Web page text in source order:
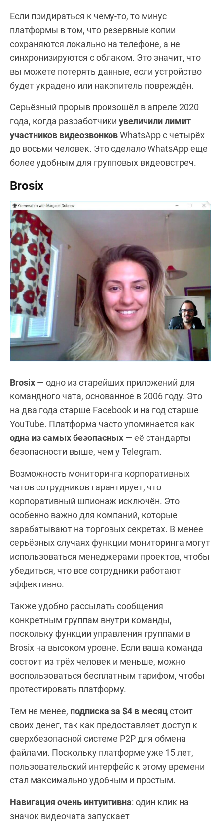
Если придираться к чему-то, то минус
платформы в том, что резервные копии
сохраняются локально на телефоне, а не
синхронизируются с облаком. Это значит, что
вы можете потерять данные, если устройство
будет украдено или накопитель повреждён.
Серьёзный прорыв произошёл в апреле 2020
года, когда разработчики увеличили лимит
участников видеозвонковWhatsApp с четырёх
до восьми человек. Это сделало WhatsApp ещё
более удобным для групповых видеовстреч.
Brosix
Brosix — одно из старейших приложений для
командного чата, основанное в 2006 году. Это
на два года старше Facebook и на год старше
YouTube. Платформа часто упоминается как
одна из самых безопасных — её стандарты
безопасности выше, чем у Telegram.
Возможность мониторинга корпоративных
чатов сотрудников гарантирует, что
корпоративный шпионаж исключён. Это
особенно важно для компаний, которые
зарабатывают на торговых секретах. В менее
серьёзных случаях функции мониторинга могут
использоваться менеджерами проектов, чтобы
убедиться, что все сотрудники работают
эффективно.
Также удобно рассылать сообщения
конкретным группам внутри команды,
поскольку функции управления группами в
Brosix на высоком уровне. Если ваша команда
состоит из трёх человек и меньше, можно
воспользоваться бесплатным тарифом, чтобы
протестировать платформу.
Тем не менее, подписка за $4 в месяцстоит
своих денег, так как предоставляет доступ к
сверхбезопасной системе P2P для обмена
файлами. Поскольку платформе уже 15 лет,
пользовательский интерфейс к этому времени
стал максимально удобным и простым.
Навигация очень интуитивна: один клик на
значок видеочата запускает